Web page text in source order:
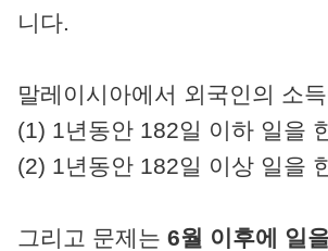
니다.
말레이시아에서 외국인의 소
(1) 1년동안 182일 이하 일을
(2) 1년동안 182일 이상 일을
그리고 문제는 6월 이후에 일